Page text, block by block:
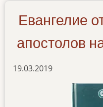
Евангелие
апостолов
19.03.2019